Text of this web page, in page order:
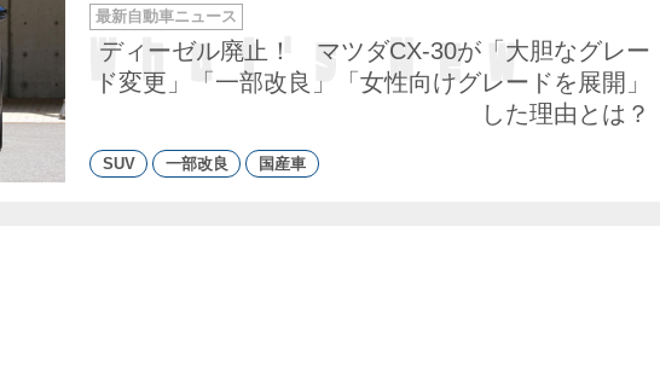
ディーゼル廃止！ マツダCX-30が「大胆なグレー
ド変更」「一部改良」「女性向けグレードを展開」
した理由とは？
カ
テ
ゴ
リ
ー
最新自動車ニュース
SUV 一部改良 国産車